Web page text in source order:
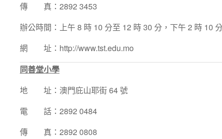
傳 真：2892 3453
辦公時間：上午 8 時 10 分至 12 時 30 分，下午 2 時 10
網 址：http://www.tst.edu.mo
同善堂小學
地 址：澳門庇山耶街 64 號
電 話：2892 0484
傳 真：2892 0808